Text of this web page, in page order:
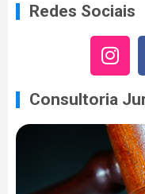
Redes Sociais
Consultoria